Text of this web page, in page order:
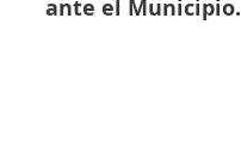
ante el Municipio.